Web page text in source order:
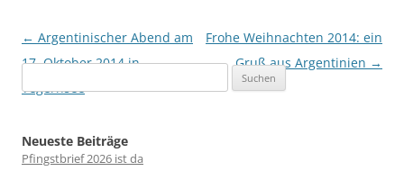
Beitragsnavigation
← Argentinischer Abend am
17. Oktober 2014 in
Tegernsee
Frohe Weihnachten 2014: ein
Gruß aus Argentinien →
nach:
Neueste Beiträge
Pfingstbrief 2026 ist da